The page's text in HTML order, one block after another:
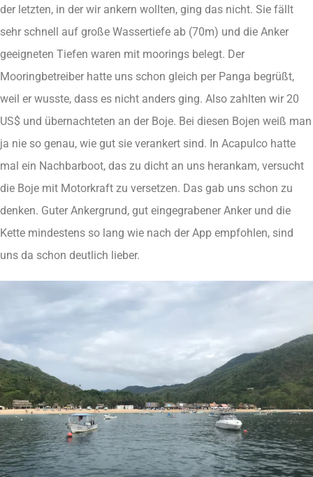
der letzten, in der wir ankern wollten, ging das nicht. Sie fällt
sehr schnell auf große Wassertiefe ab (70m) und die Anker
geeigneten Tiefen waren mit moorings belegt. Der
Mooringbetreiber hatte uns schon gleich per Panga begrüßt,
weil er wusste, dass es nicht anders ging. Also zahlten wir 20
US$ und übernachteten an der Boje. Bei diesen Bojen weiß man
ja nie so genau, wie gut sie verankert sind. In Acapulco hatte
mal ein Nachbarboot, das zu dicht an uns herankam, versucht
die Boje mit Motorkraft zu versetzen. Das gab uns schon zu
denken. Guter Ankergrund, gut eingegrabener Anker und die
Kette mindestens so lang wie nach der App empfohlen, sind
uns da schon deutlich lieber.